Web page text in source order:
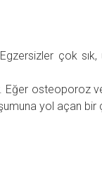
çok
Eğer osteoporoz
yol açan